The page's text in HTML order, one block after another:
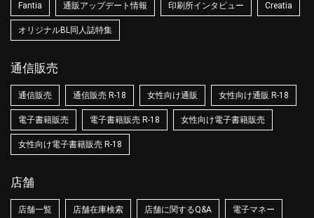
Fantia 通販アップデート情報 印刷所インタビュー Creatia
オリジナルBL同人誌特集
通信販売
通信販売 通信販売 R-18 女性向け通販 女性向け通販 R-18
電子書籍販売 電子書籍販売 R-18 女性向け電子書籍販売
女性向け電子書籍販売 R-18
店舗
店舗一覧 店舗在庫検索 店舗に関するQ&A 電子マネー